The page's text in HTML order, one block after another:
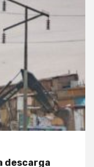
descarga